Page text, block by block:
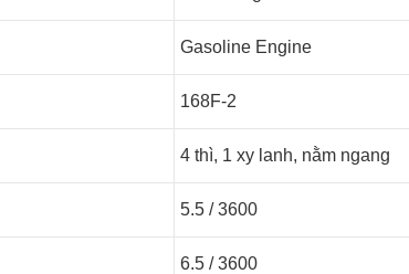
Gasoline Engine
168F-2
4 thì, 1 xy lanh, nằm ngang
5.5 / 3600
6.5 / 3600